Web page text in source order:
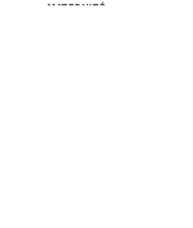
MATERNITÉ